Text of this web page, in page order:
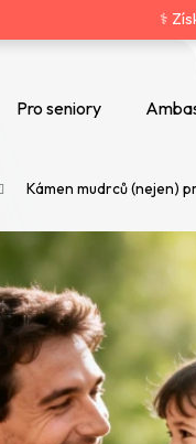
⚕️
Pro seniory
Kámen mudrců (nejen)